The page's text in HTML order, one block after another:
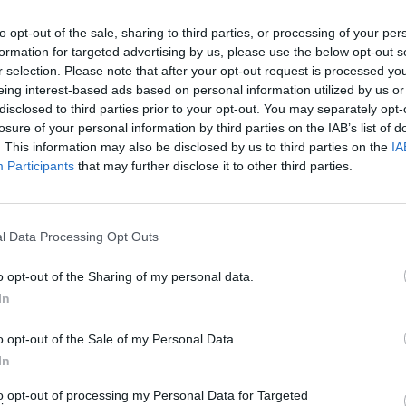
opt-out of the sale, sharing to third parties, or processing of your
for targeted advertising by us, please use the below opt-out
selection. Please note that after your opt-out request is processed
interest-based ads based on personal information utilized by us
to third parties prior to your opt-out. You may separately
of your personal information by third parties on the IAB’s list of
This information may also be disclosed by us to third parties on the
Participants that may further disclose it to other third parties.
Data Processing Opt Outs
opt-out of the Sharing of my personal data.
opt-out of the Sale of my Personal Data.
opt-out of processing my Personal Data for Targeted
την NTT DOCOMO
Το MLS iQTab Kido στο
Τechnologies-
Συνεργασία Ευρωκλινικής
15/05/2014 - 03:00
627 628 629 630 631 632 Επόμενο